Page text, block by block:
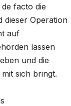
facto die
dieser Operation
auf
lassen
und die
sich bringt.